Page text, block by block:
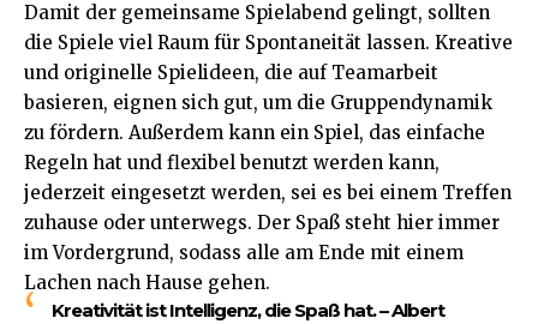
Damit der gemeinsame Spielabend gelingt, sollten
die Spiele viel Raum für Spontaneität lassen. Kreative
und originelle Spielideen, die auf Teamarbeit
basieren, eignen sich gut, um die Gruppendynamik
zu fördern. Außerdem kann ein Spiel, das einfache
Regeln hat und flexibel benutzt werden kann,
jederzeit eingesetzt werden, sei es bei einem Treffen
zuhause oder unterwegs. Der Spaß steht hier immer
im Vordergrund, sodass alle am Ende mit einem
Lachen nach Hause gehen.
Kreativität ist Intelligenz, die Spaß hat. – Albert